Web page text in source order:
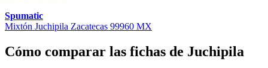
Spumatic
Mixtón Juchipila Zacatecas 99960 MX
Cómo comparar las fichas de Juchipila